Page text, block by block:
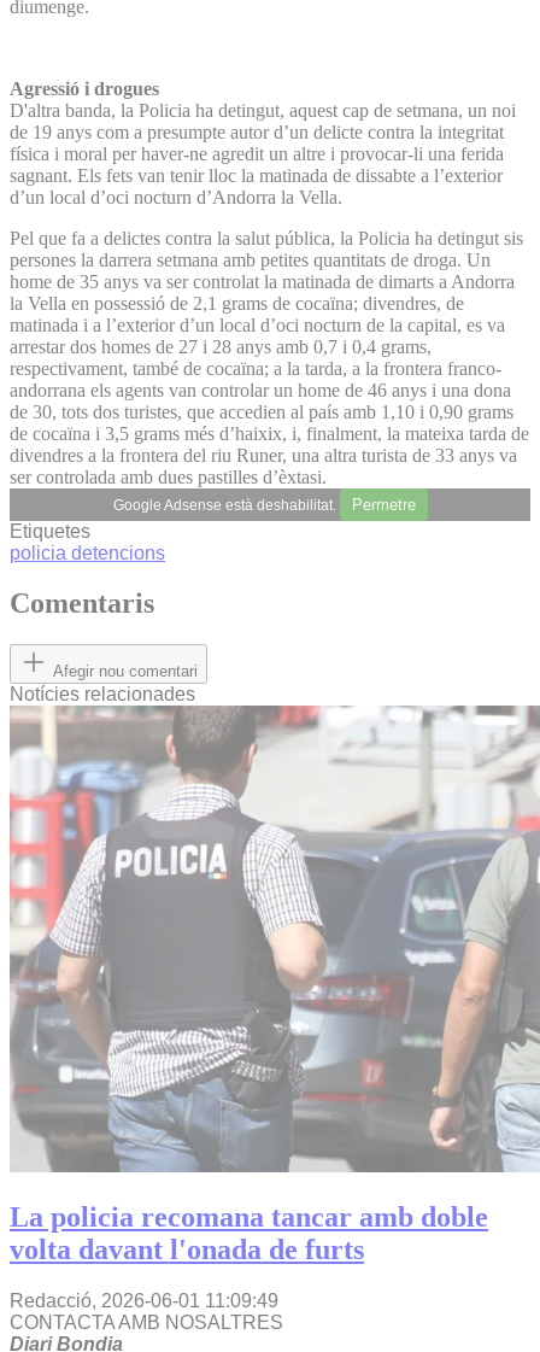
diumenge.
Agressió i drogues
D'altra banda, la Policia ha detingut, aquest cap de setmana, un noi
de 19 anys com a presumpte autor d’un delicte contra la integritat
física i moral per haver-ne agredit un altre i provocar-li una ferida
sagnant. Els fets van tenir lloc la matinada de dissabte a l’exterior
d’un local d’oci nocturn d’Andorra la Vella.
Pel que fa a delictes contra la salut pública, la Policia ha detingut sis
persones la darrera setmana amb petites quantitats de droga. Un
home de 35 anys va ser controlat la matinada de dimarts a Andorra
la Vella en possessió de 2,1 grams de cocaïna; divendres, de
matinada i a l’exterior d’un local d’oci nocturn de la capital, es va
arrestar dos homes de 27 i 28 anys amb 0,7 i 0,4 grams,
respectivament, també de cocaïna; a la tarda, a la frontera franco-
andorrana els agents van controlar un home de 46 anys i una dona
de 30, tots dos turistes, que accedien al país amb 1,10 i 0,90 grams
de cocaïna i 3,5 grams més d’haixix, i, finalment, la mateixa tarda de
divendres a la frontera del riu Runer, una altra turista de 33 anys va
ser controlada amb dues pastilles d’èxtasi.
Google Adsense està deshabilitat. Permetre
Etiquetes
policia detencions
Comentaris
Afegir nou comentari
Notícies relacionades
La policia recomana tancar amb doble
volta davant l'onada de furts
Redacció, 2026-06-01 11:09:49
CONTACTA AMB NOSALTRES
Diari Bondia